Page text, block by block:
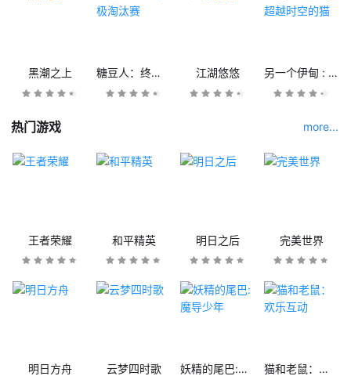
黑潮之上 糖豆人：终极淘汰赛 江湖悠悠 另一个伊甸 : 超越时空的猫
热门游戏 more...
王者荣耀 和平精英 明日之后 完美世界
明日方舟 云梦四时歌 妖精的尾巴:魔导少年 猫和老鼠：欢乐互动